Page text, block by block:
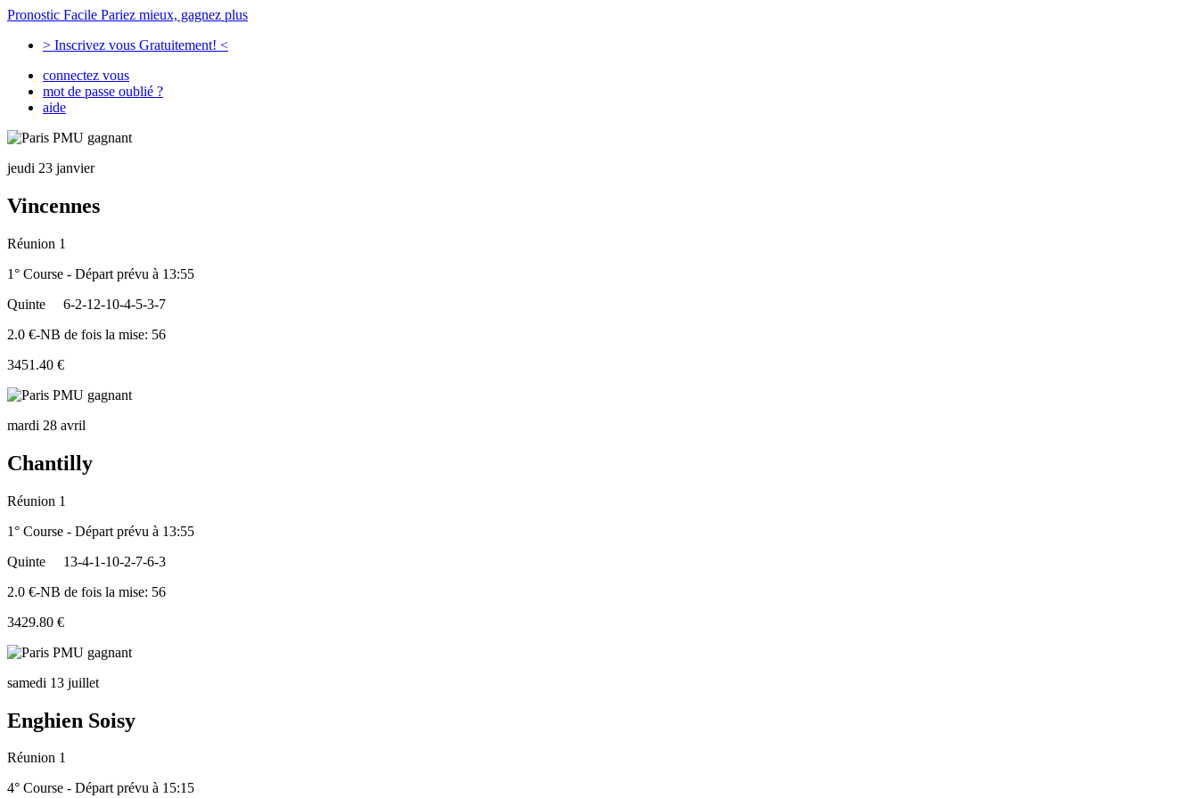
Pronostic Facile Pariez mieux, gagnez plus
> Inscrivez vous Gratuitement! <
connectez vous
mot de passe oublié ?
aide
jeudi 23 janvier
Vincennes
Réunion 1
1° Course - Départ prévu à 13:55
Quinte
6-2-12-10-4-5-3-7
2.0 €-NB de fois la mise: 56
3451.40 €
mardi 28 avril
Chantilly
Réunion 1
1° Course - Départ prévu à 13:55
Quinte
13-4-1-10-2-7-6-3
2.0 €-NB de fois la mise: 56
3429.80 €
samedi 13 juillet
Enghien Soisy
Réunion 1
4° Course - Départ prévu à 15:15